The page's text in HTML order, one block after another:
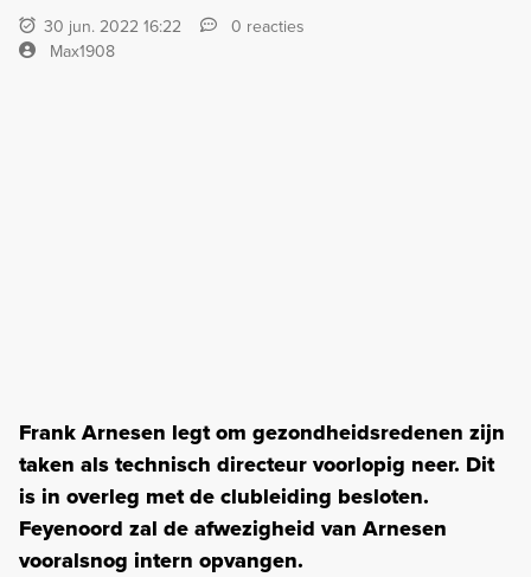
30 jun. 2022 16:22
0 reacties
Max1908
Frank Arnesen legt om gezondheidsredenen zijn
taken als technisch directeur voorlopig neer. Dit
is in overleg met de clubleiding besloten.
Feyenoord zal de afwezigheid van Arnesen
vooralsnog intern opvangen.